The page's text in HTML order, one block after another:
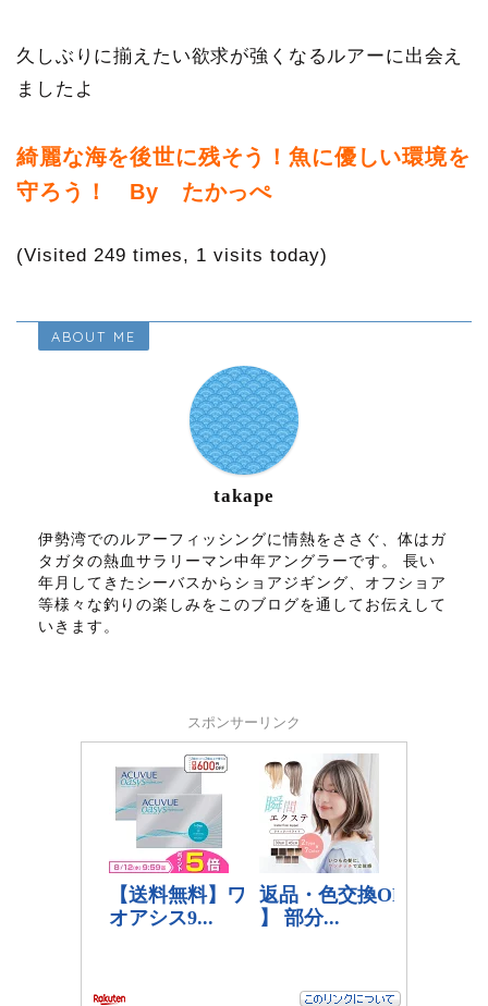
久しぶりに揃えたい欲求が強くなるルアーに出会え
ましたよ
綺麗な海を後世に残そう！魚に優しい環境を
守ろう！ By たかっぺ
(Visited 249 times, 1 visits today)
ABOUT ME
takape
伊勢湾でのルアーフィッシングに情熱をささぐ、体はガ
タガタの熱血サラリーマン中年アングラーです。 長い
年月してきたシーバスからショアジギング、オフショア
等様々な釣りの楽しみをこのブログを通してお伝えして
いきます。
スポンサーリンク